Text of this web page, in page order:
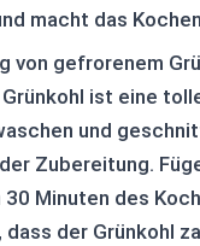
macht das
von gefrorenem
ist eine
und
Zubereitung.
Minuten des
dass der Grünkohl